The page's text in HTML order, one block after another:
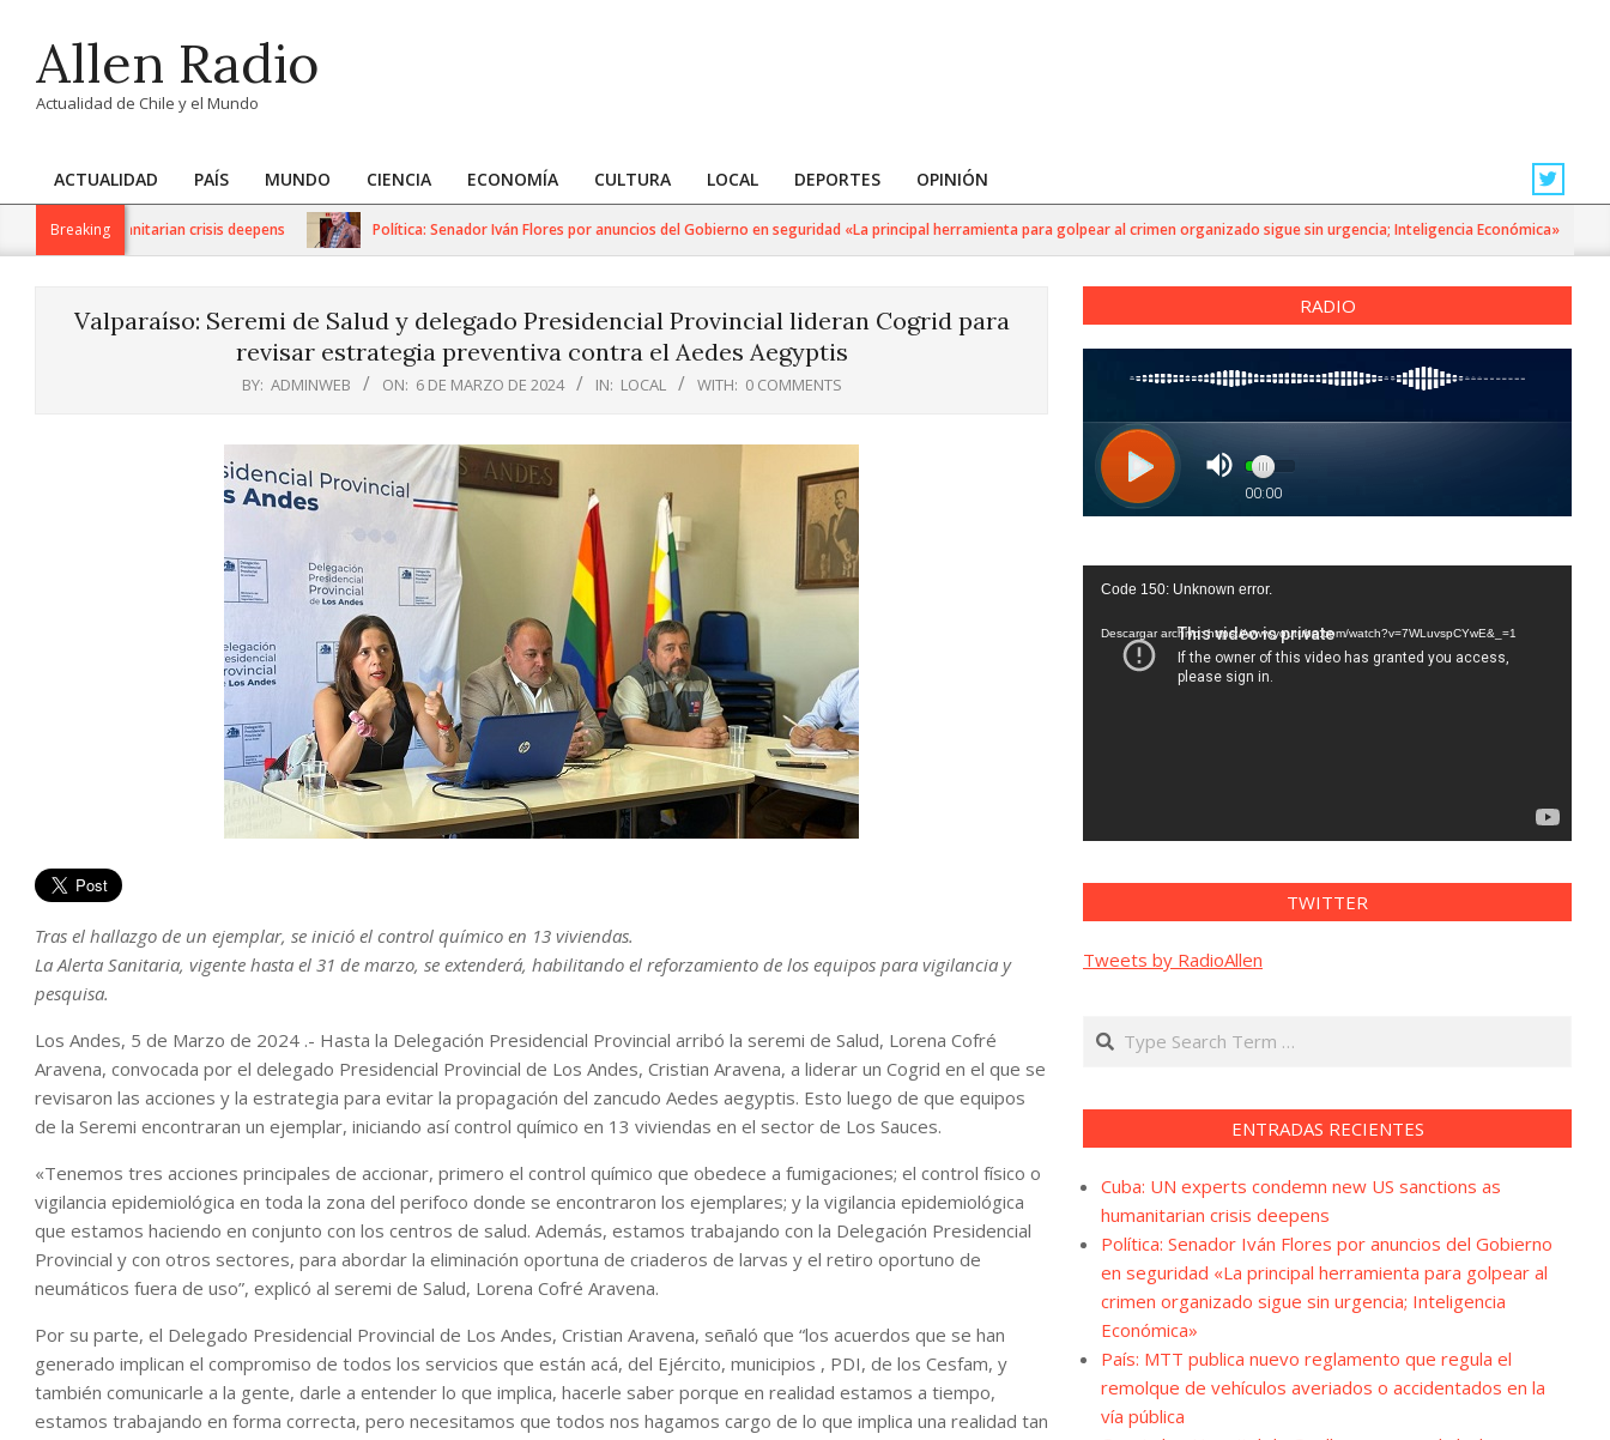
contentAllen Radio
Actualidad de Chile y el Mundo
Primary
Navigation
ACTUALIDAD PAÍS MUNDO CIENCIA ECONOMÍA CULTURA LOCAL DEPORTES OPINIÓN
Breaking
as humanitarian crisis deepens Política: Senador Iván Flores por anuncios del Gobierno en seguridad «La principal herramienta para golpear al crimen organizado sigue sin urgencia; Inteligencia Económica»
Valparaíso: Seremi de Salud y delegado Presidencial Provincial lideran Cogrid para
revisar estrategia preventiva contra el Aedes Aegyptis
BY: ADMINWEB ON: 6 DE MARZO DE 2024 IN: LOCAL WITH: 0 COMMENTS
Tras el hallazgo de un ejemplar, se inició el control químico en 13 viviendas.
La Alerta Sanitaria, vigente hasta el 31 de marzo, se extenderá, habilitando el reforzamiento de los equipos para vigilancia y
pesquisa.
Los Andes, 5 de Marzo de 2024 .- Hasta la Delegación Presidencial Provincial arribó la seremi de Salud, Lorena Cofré
Aravena, convocada por el delegado Presidencial Provincial de Los Andes, Cristian Aravena, a liderar un Cogrid en el que se
revisaron las acciones y la estrategia para evitar la propagación del zancudo Aedes aegyptis. Esto luego de que equipos
de la Seremi encontraran un ejemplar, iniciando así control químico en 13 viviendas en el sector de Los Sauces.
«Tenemos tres acciones principales de accionar, primero el control químico que obedece a fumigaciones; el control físico o
vigilancia epidemiológica en toda la zona del perifoco donde se encontraron los ejemplares; y la vigilancia epidemiológica
que estamos haciendo en conjunto con los centros de salud. Además, estamos trabajando con la Delegación Presidencial
Provincial y con otros sectores, para abordar la eliminación oportuna de criaderos de larvas y el retiro oportuno de
neumáticos fuera de uso”, explicó al seremi de Salud, Lorena Cofré Aravena.
Por su parte, el Delegado Presidencial Provincial de Los Andes, Cristian Aravena, señaló que “los acuerdos que se han
generado implican el compromiso de todos los servicios que están acá, del Ejército, municipios , PDI, de los Cesfam, y
también comunicarle a la gente, darle a entender lo que implica, hacerle saber porque en realidad estamos a tiempo,
estamos trabajando en forma correcta, pero necesitamos que todos nos hagamos cargo de lo que implica una realidad tan
RADIO
Reproductor
vídeo
Code 150: Unknown error.
Descargar archivo: https://www.youtube.com/watch?v=7WLuvspCYwE&_=1
TWITTER
Tweets by RadioAllen
Search
ENTRADAS RECIENTES
Cuba: UN experts condemn new US sanctions as
humanitarian crisis deepens
Política: Senador Iván Flores por anuncios del Gobierno
en seguridad «La principal herramienta para golpear al
crimen organizado sigue sin urgencia; Inteligencia
Económica»
País: MTT publica nuevo reglamento que regula el
remolque de vehículos averiados o accidentados en la
vía pública